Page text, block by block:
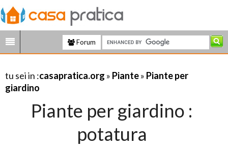
Forum
tu sei in :casapratica.org » Piante» Piante per
giardino
Piante per giardino :
potatura